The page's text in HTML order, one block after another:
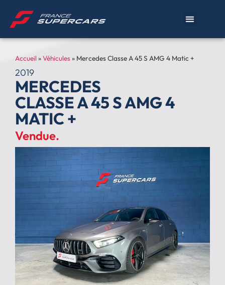
Accueil »Véhicules» Mercedes Classe A 45 S AMG 4 Matic +
2019
MERCEDES
CLASSE A 45 S AMG 4
MATIC +
Vendue.